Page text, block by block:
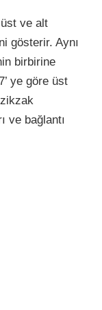
üst ve alt
gösterir. Aynı
birbirine
ye göre üst
zikzak
ve bağlantı